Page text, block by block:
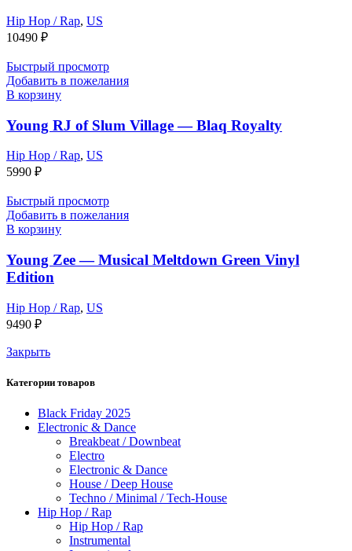
Hip Hop / Rap, US
10490 ₽
Быстрый просмотр
Добавить в пожелания
В корзину
Young RJ of Slum Village — Blaq Royalty
Hip Hop / Rap, US
5990 ₽
Быстрый просмотр
Добавить в пожелания
В корзину
Young Zee — Musical Meltdown Green Vinyl
Edition
Hip Hop / Rap, US
9490 ₽
Закрыть
Категории товаров
Black Friday 2025
Electronic & Dance
Breakbeat / Downbeat
Electro
Electronic & Dance
House / Deep House
Techno / Minimal / Tech-House
Hip Hop / Rap
Hip Hop / Rap
Instrumental